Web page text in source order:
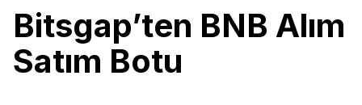
Bitsgap’ten BNB Alım
Satım Botu